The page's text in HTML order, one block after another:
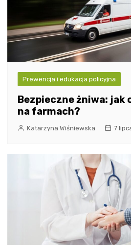
Prewencja i edukacja policyjna
Bezpieczne żniwa: jak
na farmach?
Katarzyna Wiśniewska 7